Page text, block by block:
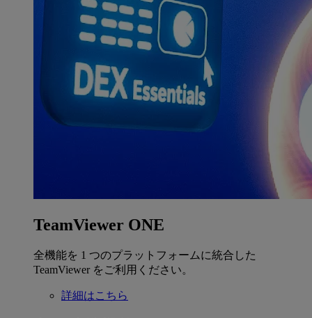
TeamViewer ONE
全機能を 1 つのプラットフォームに統合した
TeamViewer をご利用ください。
詳細はこちら